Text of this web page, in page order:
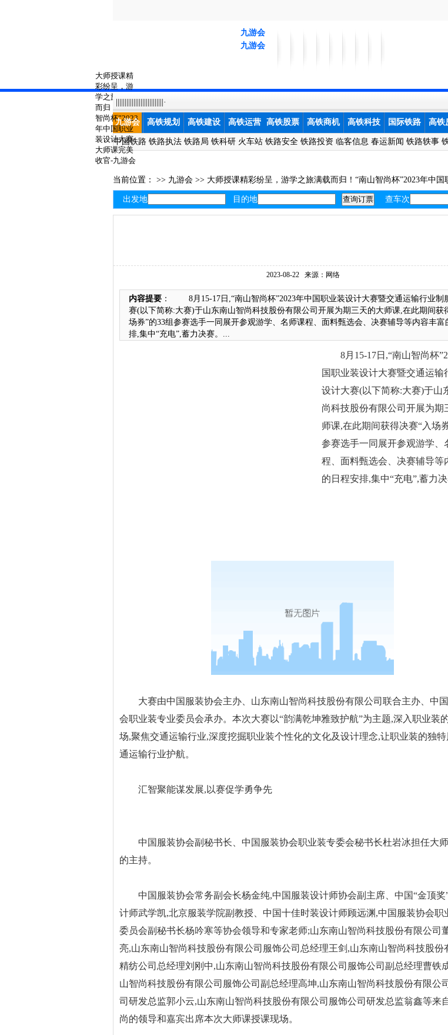
九游会
九游会
大师授课精
彩纷呈，游
学之旅满载
而归！“南山
智尚杯”2023
年中国职业
装设计大赛
大师课完美
收官-九游会
|||||||||||||||||||||||||||·
九游会 高铁规划 高铁建设 高铁运营 高铁股票 高铁商机 高铁科技 国际铁路 高铁
中国铁路 铁路执法 铁路局 铁科研 火车站 铁路安全 铁路投资 临客信息 春运新闻 铁路轶事
当前位置： >> 九游会 >> 大师授课精彩纷呈，游学之旅满载而归！“南山智尚杯”2023年中
出发地 目的地 查车次
2023-08-22 来源：网络
内容提要 ： 8月15-17日,“南山智尚杯”2023年中国职业装设计大赛暨交通运输行业制
赛(以下简称:大赛)于山东南山智尚科技股份有限公司开展为期三天的大师课,在此期间获
场券”的33组参赛选手一同展开参观游学、名师课程、面料甄选会、决赛辅导等内容丰富
排,集中“充电”,蓄力决赛。...
8月15-17日,“南山智尚杯
国职业装设计大赛暨交通运输
设计大赛(以下简称:大赛)于山
尚科技股份有限公司开展为期
师课,在此期间获得决赛“入场
参赛选手一同展开参观游学、
程、面料甄选会、决赛辅导等
的日程安排,集中“充电”,蓄力决
大赛由中国服装协会主办、山东南山智尚科技股份有限公司联合主办、中
会职业装专业委员会承办。本次大赛以“韵满乾坤雅致护航”为主题,深入职业装
场,聚焦交通运输行业,深度挖掘职业装个性化的文化及设计理念,让职业装的独
通运输行业护航。
汇智聚能谋发展,以赛促学勇争先
中国服装协会副秘书长、中国服装协会职业装专委会秘书长杜岩冰担任大
的主持。
中国服装协会常务副会长杨金纯,中国服装设计师协会副主席、中国“金顶奖
计师武学凯,北京服装学院副教授、中国十佳时装设计师顾远渊,中国服装协会职
委员会副秘书长杨吟寒等协会领导和专家老师;山东南山智尚科技股份有限公司
亮,山东南山智尚科技股份有限公司服饰公司总经理王剑,山东南山智尚科技股份
精纺公司总经理刘刚中,山东南山智尚科技股份有限公司服饰公司副总经理曹铁
山智尚科技股份有限公司服饰公司副总经理高坤,山东南山智尚科技股份有限公
司研发总监郭小云,山东南山智尚科技股份有限公司服饰公司研发总监翁鑫等来
尚的领导和嘉宾出席本次大师课授课现场。